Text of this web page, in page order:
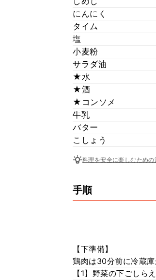
にんにく
タイム
塩
小麦粉
サラダ油
★水
★酒
★コンソメ
牛乳
バター
こしょう
料理を安全に楽しむための
手順
【下準備】
鶏肉は30分前に冷蔵
【1】野菜の下ごしらえ